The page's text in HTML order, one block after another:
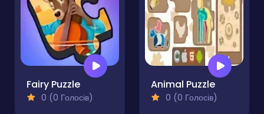
Fairy Puzzle
0 (0 Голосів)
Animal Puzzle
0 (0 Голосів)